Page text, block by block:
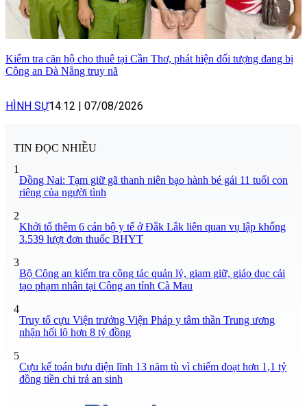
Kiểm tra căn hộ cho thuê tại Cần Thơ, phát hiện đối tượng đang bị
Công an Đà Nẵng truy nã
HÌNH SỰ14:12 07/08/2026
TIN ĐỌC NHIỀU
1
Đồng Nai: Tạm giữ gã thanh niên bạo hành bé gái 11 tuổi con
riêng của người tình
2
Khởi tố thêm 6 cán bộ y tế ở Đắk Lắk liên quan vụ lập khống
3.539 lượt đơn thuốc BHYT
3
Bộ Công an kiểm tra công tác quản lý, giam giữ, giáo dục cải
tạo phạm nhân tại Công an tỉnh Cà Mau
4
Truy tố cựu Viện trưởng Viện Pháp y tâm thần Trung ương
nhận hối lộ hơn 8 tỷ đồng
5
Cựu kế toán bưu điện lĩnh 13 năm tù vì chiếm đoạt hơn 1,1 tỷ
đồng tiền chi trả an sinh